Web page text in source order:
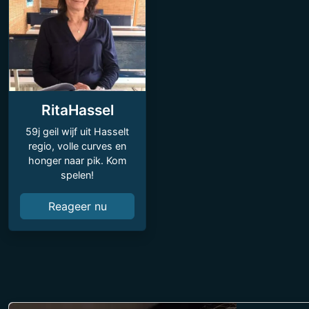
RitaHassel
59j geil wijf uit Hasselt
regio, volle curves en
honger naar pik. Kom
spelen!
Reageer nu